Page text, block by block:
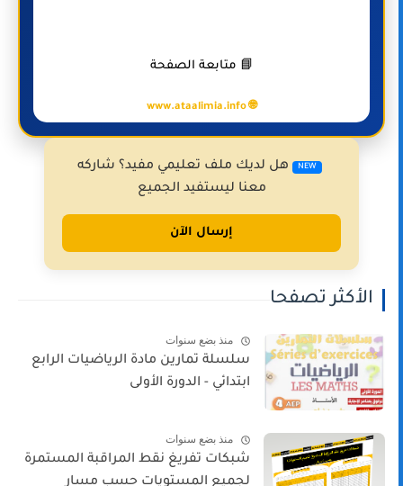
📘 متابعة الصفحة
🌐 www.ataalimia.info
NEW
هل لديك ملف تعليمي مفيد؟ شاركه
معنا ليستفيد الجميع
إرسال الآن
الأكثر تصفحا
منذ بضع سنوات
سلسلة تمارين مادة الرياضيات الرابع
ابتدائي - الدورة الأولى
منذ بضع سنوات
شبكات تفريغ نقط المراقبة المستمرة
لجميع المستويات حسب مسار